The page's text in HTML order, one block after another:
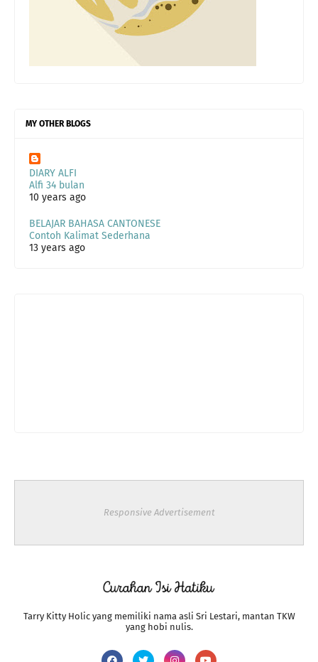
MY OTHER BLOGS
DIARY ALFI
Alfi 34 bulan
10 years ago
BELAJAR BAHASA CANTONESE
Contoh Kalimat Sederhana
13 years ago
Responsive Advertisement
Tarry Kitty Holic yang memiliki nama asli Sri Lestari, mantan TKW
yang hobi nulis.